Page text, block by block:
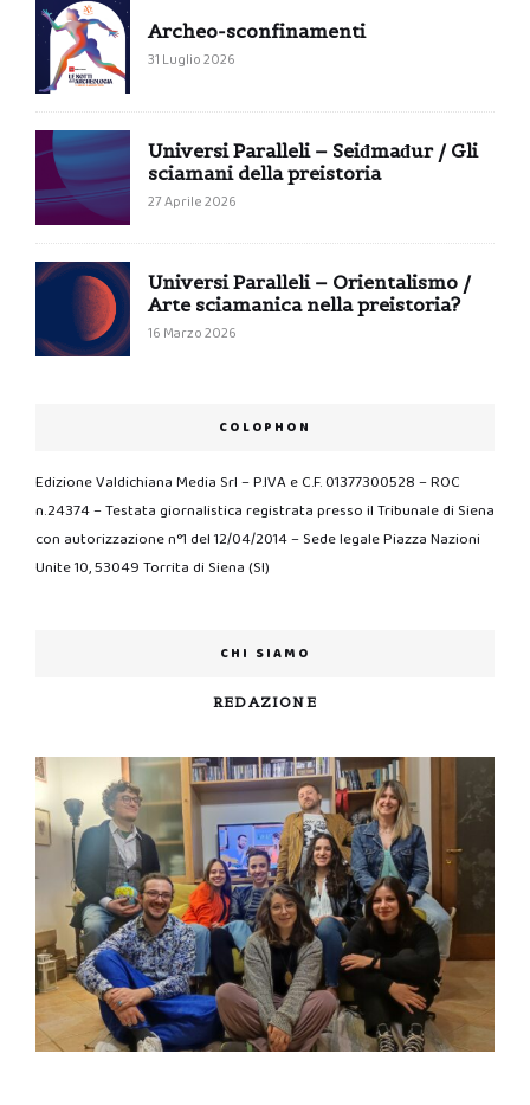
Archeo-sconfinamenti
31 Luglio 2026
Universi Paralleli – Seiđmađur / Gli
sciamani della preistoria
27 Aprile 2026
Universi Paralleli – Orientalismo /
Arte sciamanica nella preistoria?
16 Marzo 2026
COLOPHON
Edizione Valdichiana Media Srl – P.IVA e C.F. 01377300528 – ROC
n.24374 – Testata giornalistica registrata presso il Tribunale di Siena
con autorizzazione n°1 del 12/04/2014 – Sede legale Piazza Nazioni
Unite 10, 53049 Torrita di Siena (SI)
CHI SIAMO
REDAZIONE